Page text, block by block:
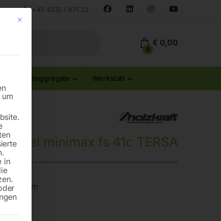
+43 4232 / 875 22
0
€ 0,00
Stromaggregate Werkstatt
minimax fs 41c TERSA
Mit diesem Button wird der Dialog geschlossen. Seine Funktionalität ist
in